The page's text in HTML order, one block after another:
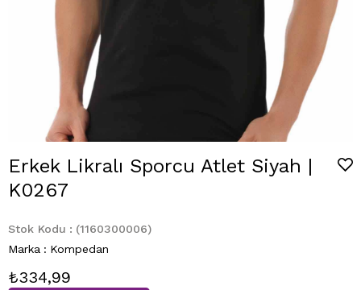
Erkek Likralı Sporcu Atlet Siyah |
K0267
Stok Kodu
(1160300006)
Marka : Kompedan
₺334,99